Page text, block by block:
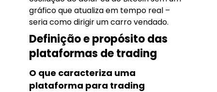
gráfico que atualiza em tempo real –
seria como dirigir um carro vendado.
Definição e propósito das
plataformas de trading
O que caracteriza uma
plataforma para trading